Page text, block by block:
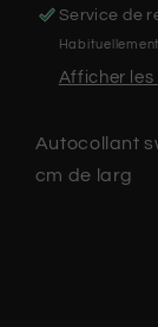
Service de
Afficher les
Autocollant
cm de larg